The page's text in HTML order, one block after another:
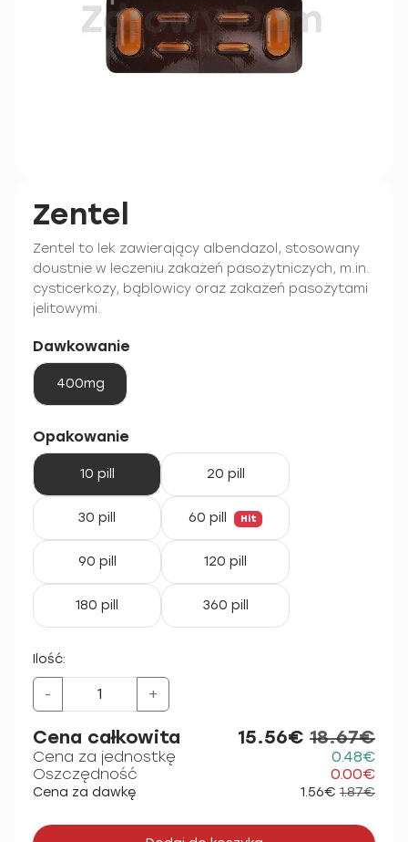
Zentel
Zentel to lek zawierający albendazol, stosowany
doustnie w leczeniu zakażeń pasożytniczych, m.in.
cysticerkozy, bąblowicy oraz zakażeń pasożytami
jelitowymi.
Dawkowanie
400mg
Opakowanie
10 pill 20 pill
30 pill 60 pill Hit
90 pill 120 pill
180 pill 360 pill
Ilość:
- +
Cena całkowita 15.56€ 18.67€
Cena za jednostkę
0.48€
Oszczędność
0.00€
Cena za dawkę 1.56€ 1.87€